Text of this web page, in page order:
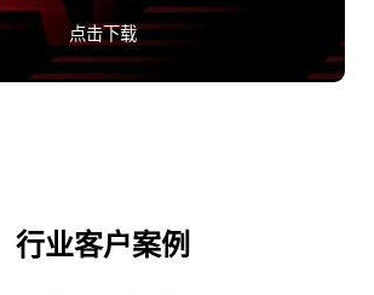
点击下载
行业客户案例